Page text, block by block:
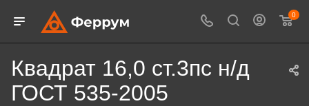
0
Квадрат 16,0 ст.3пс н/д
ГОСТ 535-2005